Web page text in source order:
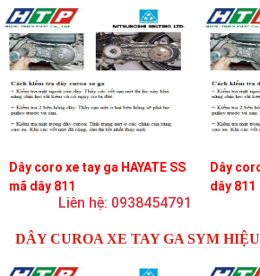
Dây coro xe tay ga HAYATE SS
mã dây 811
Liên hệ: 0938454791
Dây
dây 811
DÂY CUROA XE TAY GA SYM